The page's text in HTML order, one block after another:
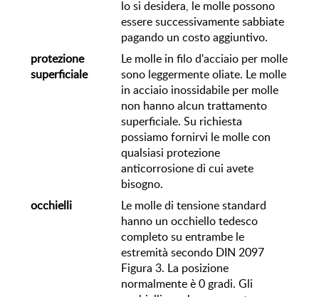
lo si desidera, le molle possono
essere successivamente sabbiate
pagando un costo aggiuntivo.
protezione
superficiale
Le molle in filo d'acciaio per molle
sono leggermente oliate. Le molle
in acciaio inossidabile per molle
non hanno alcun trattamento
superficiale. Su richiesta
possiamo fornirvi le ­molle con
qualsiasi protezione
anticorrosione di cui avete
bisogno.
occhielli
Le molle di tensione standard
hanno ­un occhiello tedesco
completo su entrambe le
estremità secondo DIN 2097
Figura 3. La posizione
normalmente è 0 gradi. Gli